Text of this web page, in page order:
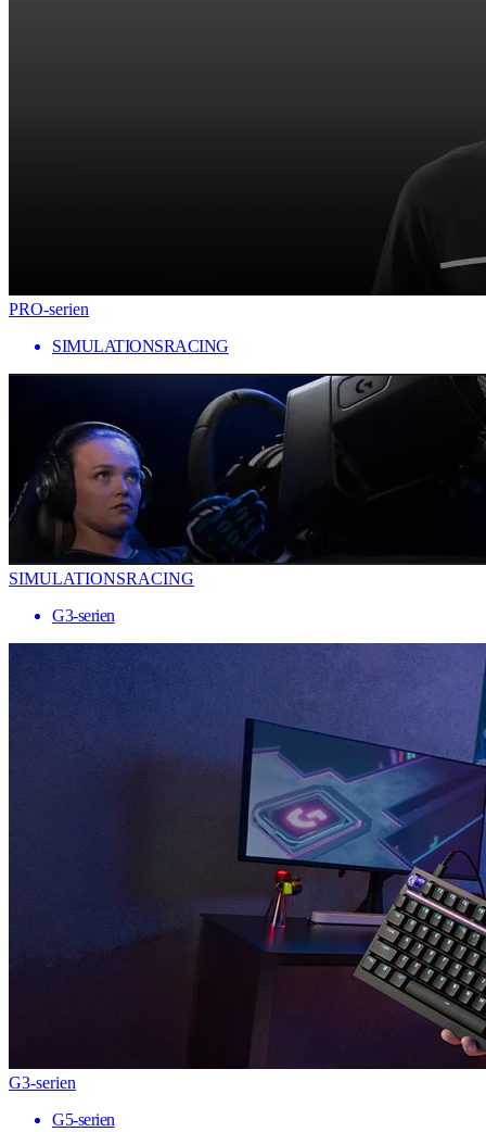
PRO-serien
SIMULATIONSRACING
SIMULATIONSRACING
G3-serien
G3-serien
G5-serien